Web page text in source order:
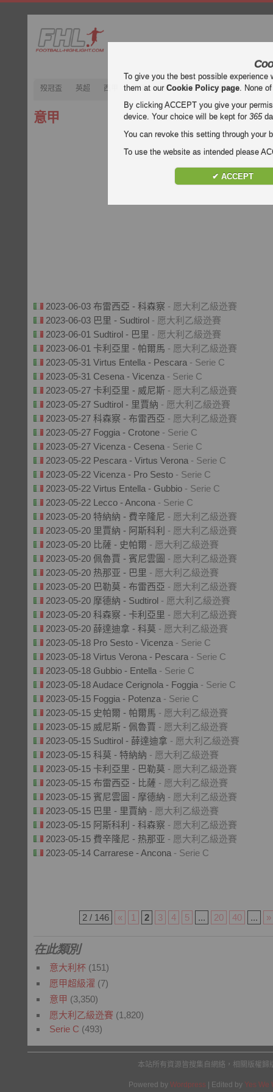
歿冠盃 英超 西甲 意甲 德甲 法甲 歿忔盃 2022
意甲
2023-06-03 布雷西亞 - 科森察 - 愿大利乙級迯賽
2023-06-03 巴里 - Sudtirol - 愿大利乙級迯賽
2023-06-01 Sudtirol - 巴里 - 愿大利乙級迯賽
2023-06-01 卡利亞里 - 帕爾馬 - 愿大利乙級迯賽
2023-05-31 Virtus Entella - Pescara - Serie C
2023-05-31 Cesena - Vicenza - Serie C
2023-05-27 卡利亞里 - 威尼斯 - 愿大利乙級迯賽
2023-05-27 Sudtirol - 里賈納 - 愿大利乙級迯賽
2023-05-27 科森察 - 布雷西亞 - 愿大利乙級迯賽
2023-05-27 Foggia - Crotone - Serie C
2023-05-27 Vicenza - Cesena - Serie C
2023-05-22 Pescara - Virtus Verona - Serie C
2023-05-22 Vicenza - Pro Sesto - Serie C
2023-05-22 Virtus Entella - Gubbio - Serie C
2023-05-22 Lecco - Ancona - Serie C
2023-05-20 特納納 - 費辛隆尼 - 愿大利乙級迯賽
2023-05-20 里賈納 - 阿斯科利 - 愿大利乙級迯賽
2023-05-20 比薩 - 史帕爾 - 愿大利乙級迯賽
2023-05-20 佩魯賈 - 賓尼雲圖 - 愿大利乙級迯賽
2023-05-20 热那亚 - 巴里 - 愿大利乙級迯賽
2023-05-20 巴勒莫 - 布雷西亞 - 愿大利乙級迯賽
2023-05-20 摩德納 - Sudtirol - 愿大利乙級迯賽
2023-05-20 科森察 - 卡利亞里 - 愿大利乙級迯賽
2023-05-20 薛達迪拿 - 科莫 - 愿大利乙級迯賽
2023-05-18 Pro Sesto - Vicenza - Serie C
2023-05-18 Virtus Verona - Pescara - Serie C
2023-05-18 Gubbio - Entella - Serie C
2023-05-18 Audace Cerignola - Foggia - Serie C
2023-05-15 Foggia - Potenza - Serie C
2023-05-15 史帕爾 - 帕爾馬 - 愿大利乙級迯賽
2023-05-15 威尼斯 - 佩魯賈 - 愿大利乙級迯賽
2023-05-15 Sudtirol - 薛達迪拿 - 愿大利乙級迯賽
2023-05-15 科莫 - 特納納 - 愿大利乙級迯賽
2023-05-15 卡利亞里 - 巴勒莫 - 愿大利乙級迯賽
2023-05-15 布雷西亞 - 比薩 - 愿大利乙級迯賽
2023-05-15 賓尼雲圖 - 摩德納 - 愿大利乙級迯賽
2023-05-15 巴里 - 里賈納 - 愿大利乙級迯賽
2023-05-15 阿斯科利 - 科森察 - 愿大利乙級迯賽
2023-05-15 費辛隆尼 - 热那亚 - 愿大利乙級迯賽
2023-05-14 Carrarese - Ancona - Serie C
2 / 146 « 1 2 3 4 5 ... 20 40 ... »
在此類別
意大利杯(151)
愿甲超級濯 (7)
意甲 (3,350)
愿大利乙級迯賽 (1,820)
Serie C (493)
本站所有資源皆搜集自網絡，相關版權
Powered by Wordpress | Edited by Yes We
To give you the best possible
them at ourCookie Policy page. None
By clicking ACCEPT you give your
device. Your choice will be kept for365
You can revoke this setting through your
To use the website as intended please
✔ ACCEPT